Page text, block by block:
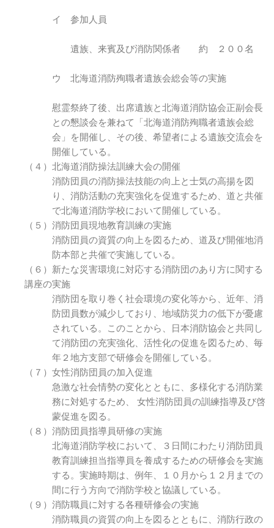
イ 参加人員
遺族、来賓及び消防関係者 約 ２００名
ウ 北海道消防殉職者遺族会総会等の実施
慰霊祭終了後、出席遺族と北海道消防協会正副会長
との懇談会を兼ねて「北海道消防殉職者遺族会総
会」を開催し、その後、希望者による遺族交流会を
開催している。
（４）北海道消防操法訓練大会の開催
消防団員の消防操法技能の向上と士気の高揚を図
り、消防活動の充実強化を促進するため、道と共催
で北海道消防学校において開催している。
（５）消防団員現地教育訓練の実施
消防団員の資質の向上を図るため、道及び開催地消
防本部と共催で実施している。
（６）新たな災害環境に対応する消防団のあり方に関する
講座の実施
消防団を取り巻く社会環境の変化等から、近年、消
防団員数が減少しており、地域防災力の低下が憂慮
されている。このことから、日本消防協会と共同し
て消防団の充実強化、活性化の促進を図るため、毎
年２地方支部で研修会を開催している。
（７）女性消防団員の加入促進
急激な社会情勢の変化とともに、多様化する消防業
務に対処するため、 女性消防団員の訓練指導及び啓
蒙促進を図る。
（８）消防団員指導員研修の実施
北海道消防学校において、３日間にわたり消防団員
教育訓練担当指導員を養成するための研修会を実施
する。実施時期は、例年、１０月から１２月までの
間に行う方向で消防学校と協議している。
（９）消防職員に対する各種研修会の実施
消防職員の資質の向上を図るとともに、消防行政の